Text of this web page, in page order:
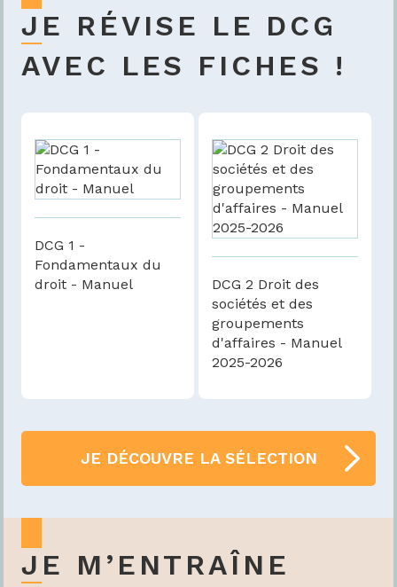
JE RÉVISE LE DCG
AVEC LES FICHES !
DCG 1 -
Fondamentaux du
droit - Manuel
DCG 2 Droit des
sociétés et des
groupements
d'affaires - Manuel
2025-2026
JE DÉCOUVRE LA SÉLECTION
JE M’ENTRAÎNE